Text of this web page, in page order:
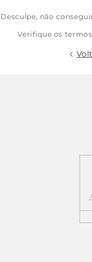
Desculpe, não
Verifique os